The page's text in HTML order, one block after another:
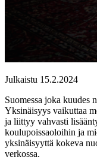
Julkaistu 15.2.2024
Suomessa joka kuudes
Yksinäisyys vaikuttaa
ja liittyy vahvasti
koulupoissaoloihin ja
yksinäisyyttä kokeva
verkossa.